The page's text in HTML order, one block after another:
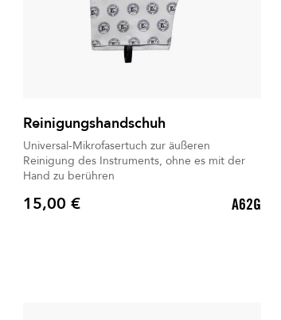
Reinigungshandschuh
Universal-Mikrofasertuch zur äußeren
Reinigung des Instruments, ohne es mit der
Hand zu berühren
Preis
15,00 € A62G